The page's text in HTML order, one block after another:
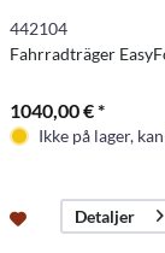
442104
Fahrradträger
1040,00 € *
Ikke på lager,
Detaljer